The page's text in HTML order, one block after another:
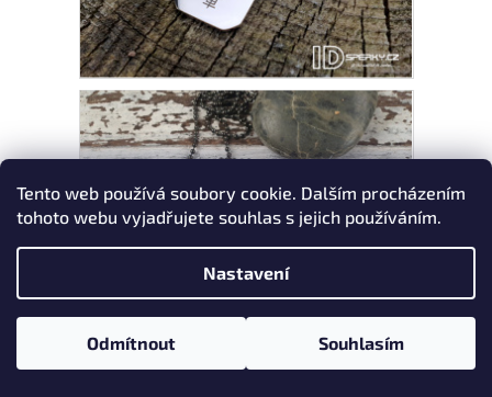
Tento web používá soubory cookie. Dalším procházením
tohoto webu vyjadřujete souhlas s jejich používáním.
Nastavení
Odmítnout Souhlasím